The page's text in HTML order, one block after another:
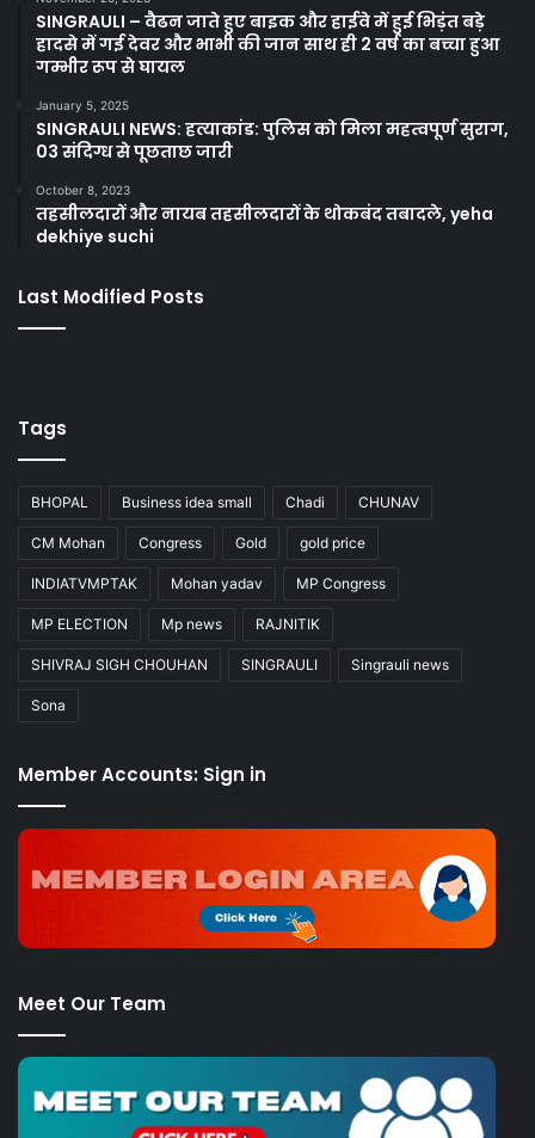
SINGRAULI – वैढन जाते हुए बाइक और हाईवे में हुई भिड़ंत बड़े
हादसे में गई देवर और भाभी की जान साथ ही 2 वर्ष का बच्चा हुआ
गम्भीर रूप से घायल
January 5, 2025
SINGRAULI NEWS: हत्याकांड: पुलिस को मिला महत्वपूर्ण सुराग,
03 संदिग्ध से पूछताछ जारी
October 8, 2023
तहसीलदारों और नायब तहसीलदारों के थोकबंद तबादले, yeha
dekhiye suchi
Last Modified Posts
Tags
BHOPAL Business idea small Chadi CHUNAV
CM Mohan Congress Gold gold price
INDIATVMPTAK Mohan yadav MP Congress
MP ELECTION Mp news RAJNITIK
SHIVRAJ SIGH CHOUHAN SINGRAULI Singrauli news
Sona
Member Accounts: Sign in
Meet Our Team